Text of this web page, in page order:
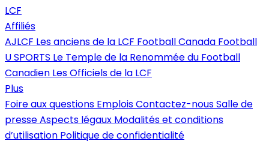
LCF
Affiliés
AJLCFLes anciens de la LCFFootball CanadaFootball
U SPORTSLe Temple de la Renommée du Football
CanadienLes Officiels de la LCF
Plus
Foire aux questionsEmploisContactez-nousSalle de
presseAspects légauxModalités et conditions
d’utilisationPolitique de confidentialité